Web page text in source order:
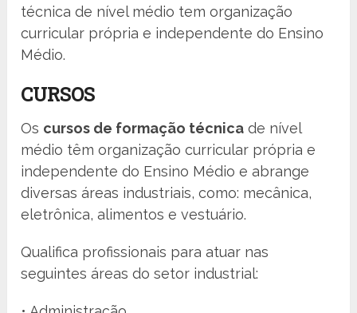
técnica de nível médio tem organização
curricular própria e independente do Ensino
Médio.
CURSOS
Os cursos de formação técnica de nível
médio têm organização curricular própria e
independente do Ensino Médio e abrange
diversas áreas industriais, como: mecânica,
eletrônica, alimentos e vestuário.
Qualifica profissionais para atuar nas
seguintes áreas do setor industrial: